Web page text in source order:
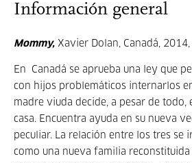
Información general
Mommy, Xavier Dolan, Canadá, 2014,
En Canadá se aprueba una ley que
con hijos problemáticos internarlos
madre viuda decide, a pesar de todo,
casa. Encuentra ayuda en su nueva
peculiar. La relación entre los tres se
como una nueva familia reconstituida